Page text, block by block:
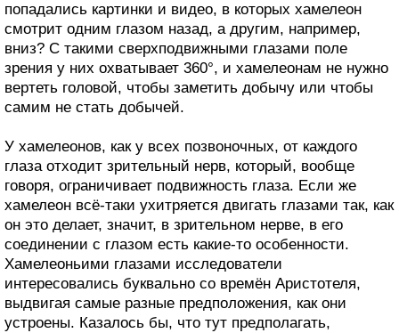
попадались картинки и видео, в которых хамелеон
смотрит одним глазом назад, а другим, например,
вниз? С такими сверхподвижными глазами поле
зрения у них охватывает 360°, и хамелеонам не нужно
вертеть головой, чтобы заметить добычу или чтобы
самим не стать добычей.
У хамелеонов, как у всех позвоночных, от каждого
глаза отходит зрительный нерв, который, вообще
говоря, ограничивает подвижность глаза. Если же
хамелеон всё-таки ухитряется двигать глазами так, как
он это делает, значит, в зрительном нерве, в его
соединении с глазом есть какие-то особенности.
Хамелеоньими глазами исследователи
интересовались буквально со времён Аристотеля,
выдвигая самые разные предположения, как они
устроены. Казалось бы, что тут предполагать,